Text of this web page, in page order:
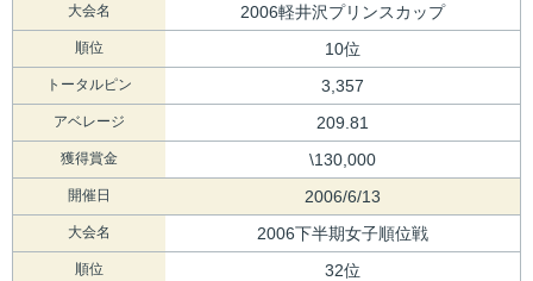
大会名 2006軽井沢プリンスカップ
順位 10位
トータルピン 3,357
アベレージ 209.81
獲得賞金 \130,000
開催日 2006/6/13
大会名 2006下半期女子順位戦
順位 32位